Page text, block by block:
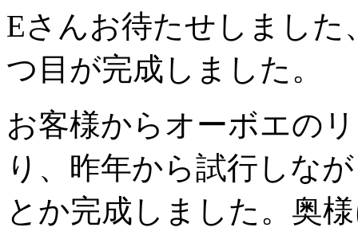
Eさんお待たせしまし
つ目が完成しました。
お客様からオーボエの
り、昨年から試行しな
とか完成しました。奥